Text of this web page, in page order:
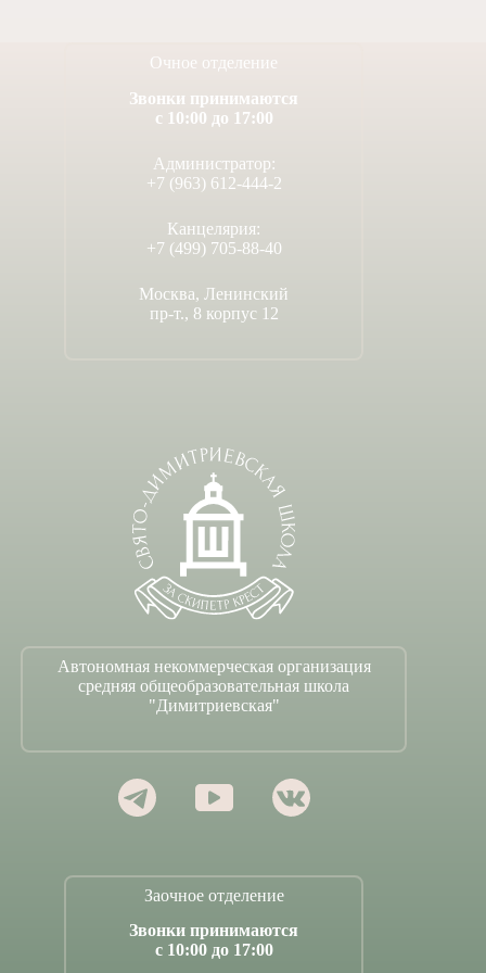
Очное отделение
Звонки принимаются
с 10:00 до 17:00
Администратор:
+7 (963) 612-444-2
Канцелярия:
+7 (499) 705-88-40
Москва, Ленинский
пр-т., 8 корпус 12
Автономная некоммерческая организация
средняя общеобразовательная школа
"Димитриевская"
Заочное отделение
Звонки принимаются
с 10:00 до 17:00